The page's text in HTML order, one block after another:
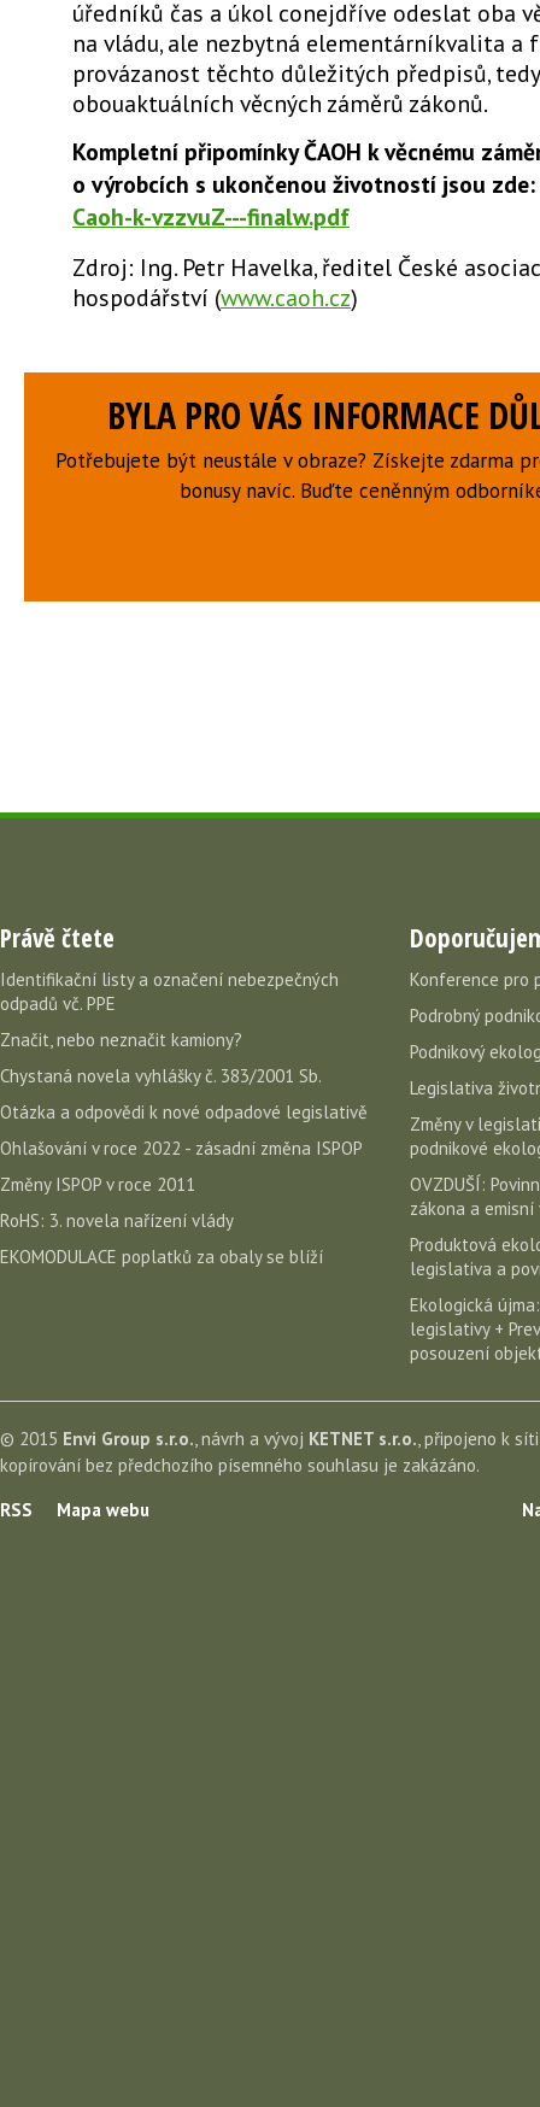
úředníků čas a úkol conejdříve odeslat oba
na vládu, ale nezbytná elementárníkvalita a
provázanost těchto důležitých předpisů, tedy
obouaktuálních věcných záměrů zákonů.
Kompletní připomínky ČAOH k věcnému
o výrobcích s ukončenou životností jsou zde:
Caoh-k-vzzvuZ---finalw.pdf
Zdroj: Ing. Petr Havelka, ředitel České
hospodářství (www.caoh.cz)
BYLA PRO VÁS INFORMACE
Potřebujete být neustále v obraze? Získejte zdarma
bonusy navíc. Buďte ceněnným
Právě čtete
Identifikační listy a označení nebezpečných
odpadů vč. PPE
Značit, nebo neznačit kamiony?
Chystaná novela vyhlášky č. 383/2001 Sb.
Otázka a odpovědi k nové odpadové legislativě
Ohlašování v roce 2022 - zásadní změna ISPOP
Změny ISPOP v roce 2011
RoHS: 3. novela nařízení vlády
EKOMODULACE poplatků za obaly se blíží
Konference pro
Podrobný
Podnikový
Legislativa
Změny v
podnikové
OVZDUŠÍ:
zákona a emisní
Produktová
legislativa a
Ekologická
legislativy +
posouzení
© 2015 Envi Group s.r.o. , návrh a vývoj KETNET s.r.o. , připojeno k
kopírování bez předchozího písemného souhlasu je zakázáno.
RSS
Mapa webu